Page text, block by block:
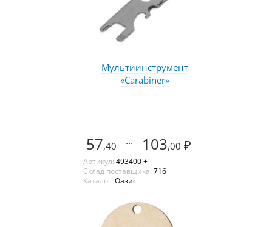
Мультиинструмент
«Carabiner»
57,40 ... 103,00 ₽
Артикул: 493400 +
Склад поставщика: 716
Каталог: Оазис